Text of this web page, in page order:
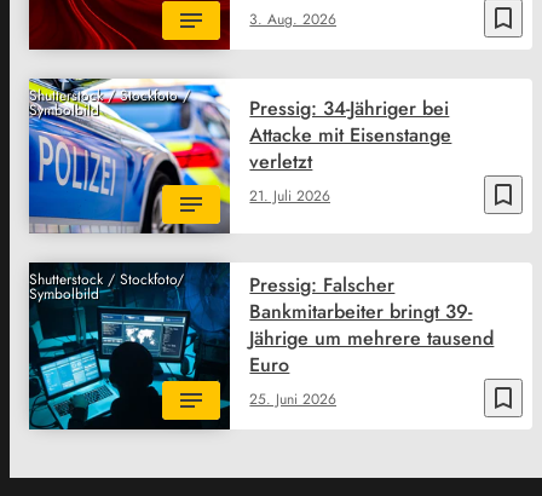
bookmark_border
3. Aug. 2026
Shutterstock / Stockfoto /
Symbolbild
bookmark_border
21. Juli 2026
Pressig: 34-Jähriger bei
Attacke mit Eisenstange
verletzt
Shutterstock / Stockfoto/
Symbolbild
bookmark_border
25. Juni 2026
Pressig: Falscher
Bankmitarbeiter bringt 39-
Jährige um mehrere tausend
Euro